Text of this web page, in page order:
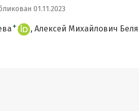
01.11.2023
+ Алексей Михайлович